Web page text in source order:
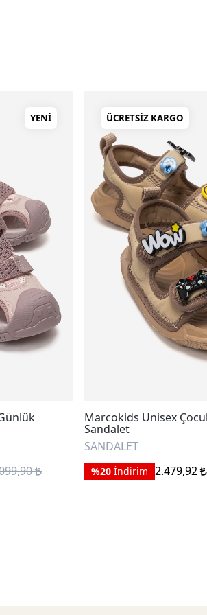
YENI ÜCRETSIZ KARGO
Marcokids Unisex
Sandalet
SANDALET
%20 İndirim 2.479,92